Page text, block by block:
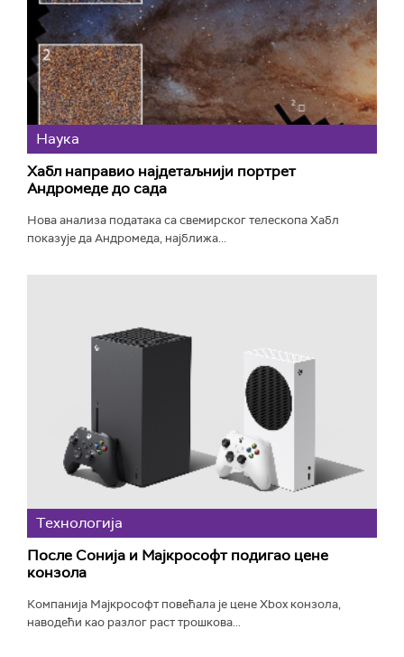
Наука
Хабл направио најдетаљнији портрет
Андромеде до сада
Нова анализа података са свемирског телескопа Хабл
показује да Андромеда, најближа...
Технологијa
После Сонија и Мајкрософт подигао цене
конзола
Компанија Мајкрософт повећала је цене Xbox конзола,
наводећи као разлог раст трошкова...